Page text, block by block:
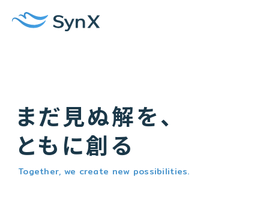
まだ見ぬ解を、
ともに創る
Together, we create new possibilities.